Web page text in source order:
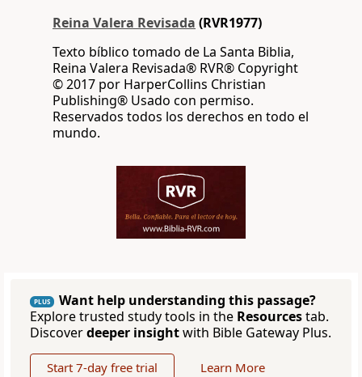
Reina Valera Revisada (RVR1977)
Texto bíblico tomado de La Santa Biblia,
Reina Valera Revisada® RVR® Copyright
© 2017 por HarperCollins Christian
Publishing® Usado con permiso.
Reservados todos los derechos en todo el
mundo.
PLUS
Want help understanding this passage?
Explore trusted study tools in the Resourcestab.
Discoverdeeper insightwith Bible Gateway Plus.
Start 7-day free trial Learn More